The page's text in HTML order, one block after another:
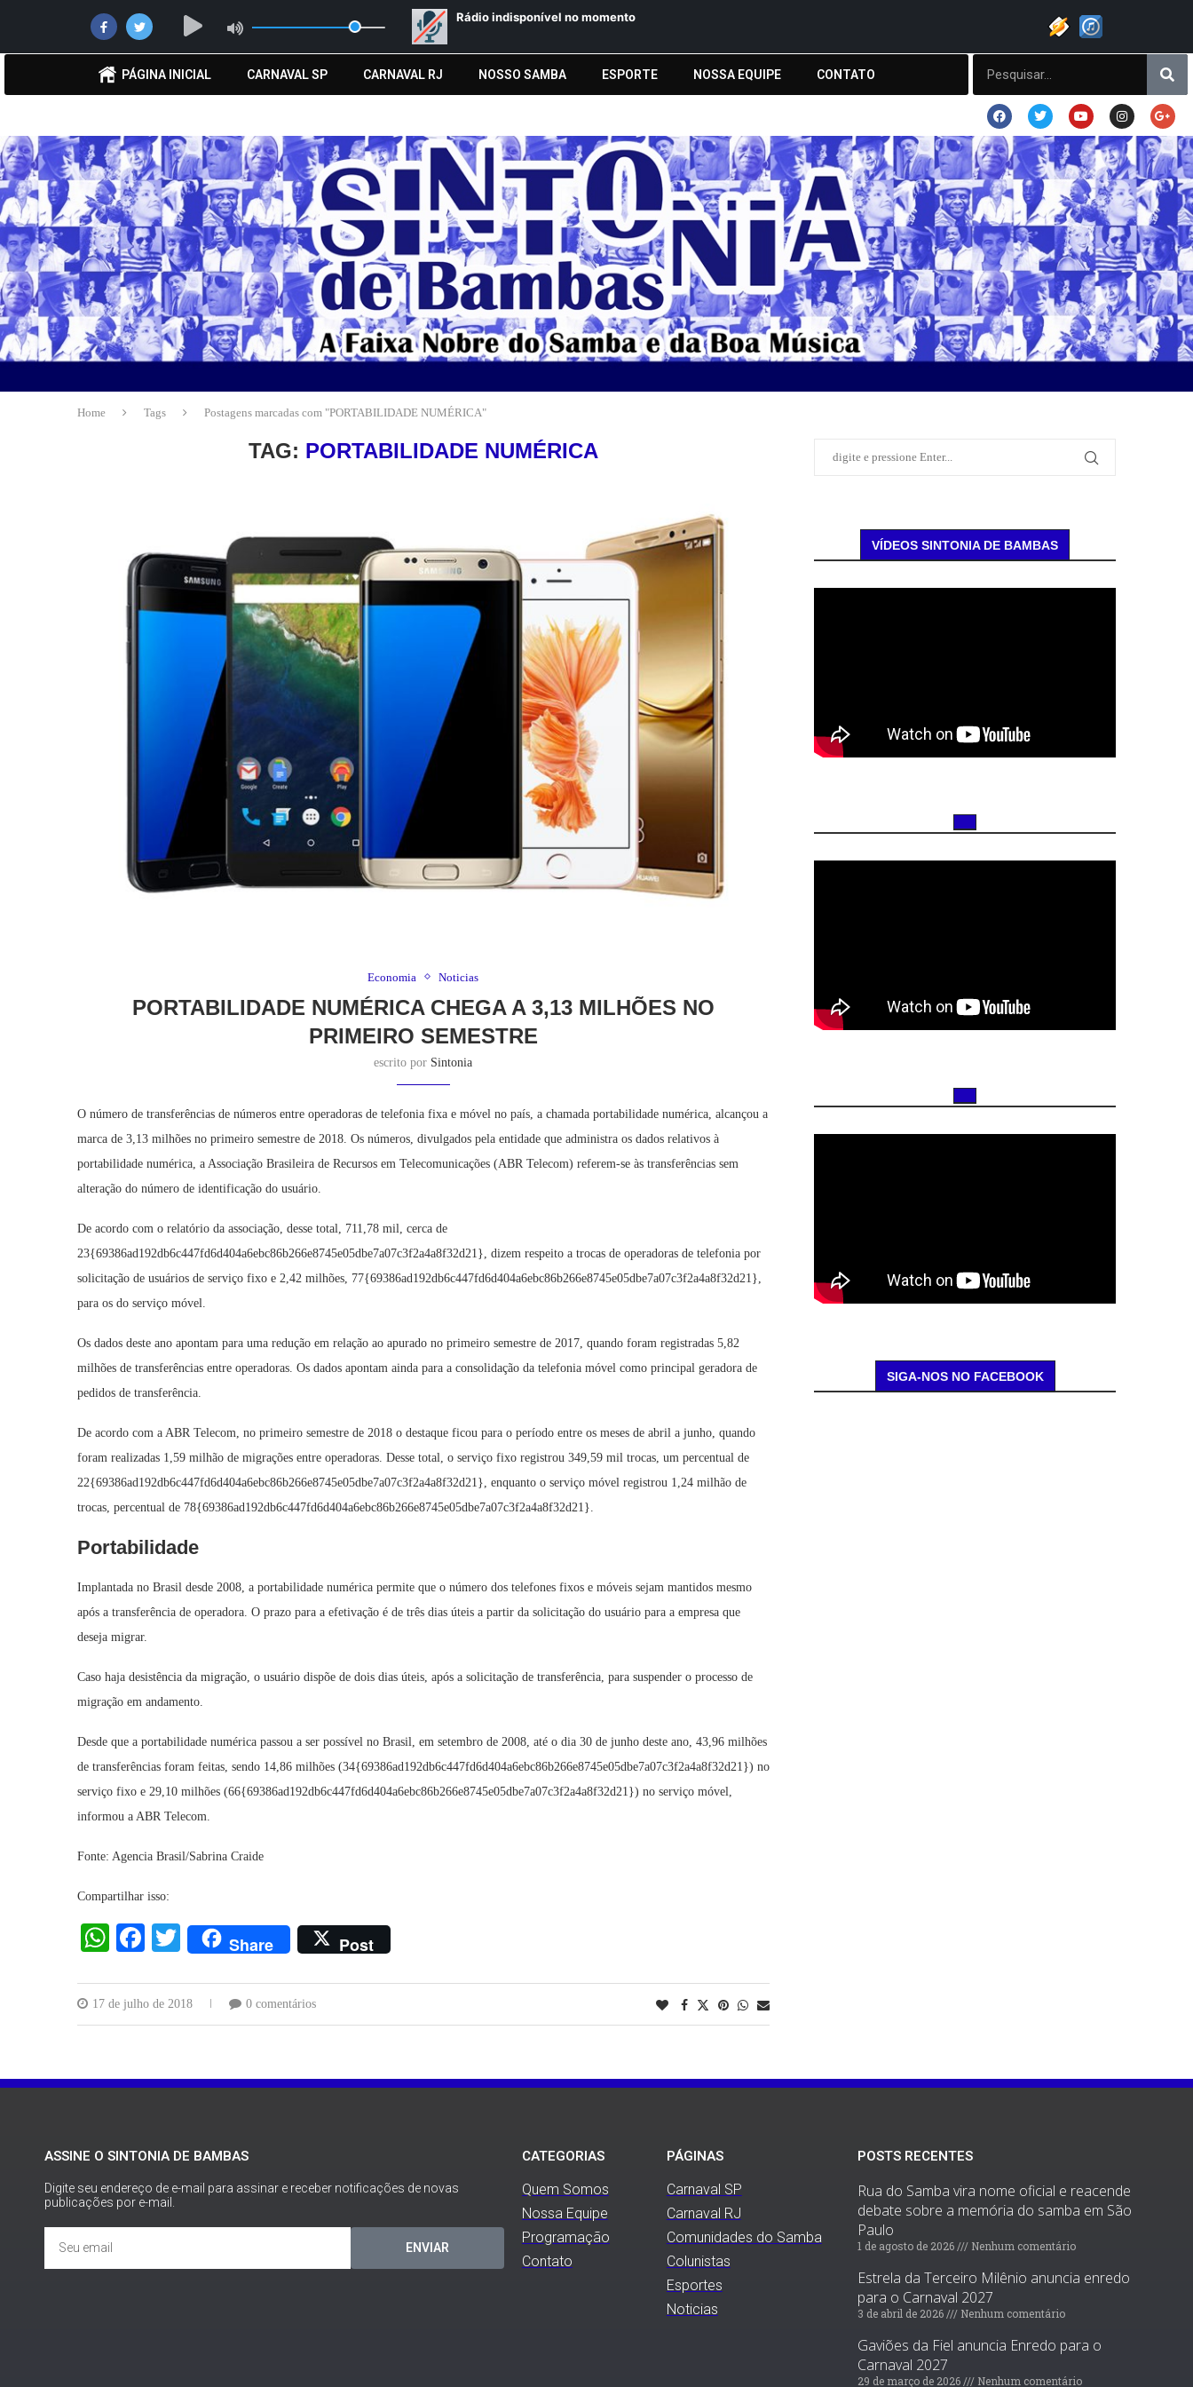
PÁGINA INICIAL CARNAVAL SP CARNAVAL RJ NOSSO SAMBA ESPORTE NOSSA EQUIPE CONTATO
Home Tags Postagens marcadas com "PORTABILIDADE NUMÉRICA"
TAG: PORTABILIDADE NUMÉRICA
Economia Noticias
PORTABILIDADE NUMÉRICA CHEGA A 3,13 MILHÕES NO
PRIMEIRO SEMESTRE
escrito por Sintonia
O número de transferências de números entre operadoras de telefonia fixa e móvel no país, a chamada portabilidade numérica, alcançou a
marca de 3,13 milhões no primeiro semestre de 2018. Os números, divulgados pela entidade que administra os dados relativos à
portabilidade numérica, a Associação Brasileira de Recursos em Telecomunicações (ABR Telecom) referem-se às transferências sem
alteração do número de identificação do usuário.
De acordo com o relatório da associação, desse total, 711,78 mil, cerca de
23{69386ad192db6c447fd6d404a6ebc86b266e8745e05dbe7a07c3f2a4a8f32d21}, dizem respeito a trocas de operadoras de telefonia por
solicitação de usuários de serviço fixo e 2,42 milhões, 77{69386ad192db6c447fd6d404a6ebc86b266e8745e05dbe7a07c3f2a4a8f32d21},
para os do serviço móvel.
Os dados deste ano apontam para uma redução em relação ao apurado no primeiro semestre de 2017, quando foram registradas 5,82
milhões de transferências entre operadoras. Os dados apontam ainda para a consolidação da telefonia móvel como principal geradora de
pedidos de transferência.
De acordo com a ABR Telecom, no primeiro semestre de 2018 o destaque ficou para o período entre os meses de abril a junho, quando
foram realizadas 1,59 milhão de migrações entre operadoras. Desse total, o serviço fixo registrou 349,59 mil trocas, um percentual de
22{69386ad192db6c447fd6d404a6ebc86b266e8745e05dbe7a07c3f2a4a8f32d21}, enquanto o serviço móvel registrou 1,24 milhão de
trocas, percentual de 78{69386ad192db6c447fd6d404a6ebc86b266e8745e05dbe7a07c3f2a4a8f32d21}.
Portabilidade
Implantada no Brasil desde 2008, a portabilidade numérica permite que o número dos telefones fixos e móveis sejam mantidos mesmo
após a transferência de operadora. O prazo para a efetivação é de três dias úteis a partir da solicitação do usuário para a empresa que
deseja migrar.
Caso haja desistência da migração, o usuário dispõe de dois dias úteis, após a solicitação de transferência, para suspender o processo de
migração em andamento.
Desde que a portabilidade numérica passou a ser possível no Brasil, em setembro de 2008, até o dia 30 de junho deste ano, 43,96 milhões
de transferências foram feitas, sendo 14,86 milhões (34{69386ad192db6c447fd6d404a6ebc86b266e8745e05dbe7a07c3f2a4a8f32d21}) no
serviço fixo e 29,10 milhões (66{69386ad192db6c447fd6d404a6ebc86b266e8745e05dbe7a07c3f2a4a8f32d21}) no serviço móvel,
informou a ABR Telecom.
Fonte: Agencia Brasil/Sabrina Craide
Compartilhar isso:
WhatsApp
Facebook
Twitter
Share Post
17 de julho de 2018 0 comentários
VÍDEOS SINTONIA DE BAMBAS
SIGA-NOS NO FACEBOOK
ASSINE O SINTONIA DE BAMBAS
Digite seu endereço de e-mail para assinar e receber notificações de novas
publicações por e-mail.
ENVIAR
CATEGORIAS
Quem Somos
Nossa Equipe
Programação
Contato
PÁGINAS
Carnaval SP
Carnaval RJ
Comunidades do Samba
Colunistas
Esportes
Noticias
POSTS RECENTES
Rua do Samba vira nome oficial e reacende
debate sobre a memória do samba em São
Paulo
1 de agosto de 2026 Nenhum comentário
Estrela da Terceiro Milênio anuncia enredo
para o Carnaval 2027
3 de abril de 2026 Nenhum comentário
Gaviões da Fiel anuncia Enredo para o
Carnaval 2027
29 de março de 2026 Nenhum comentário